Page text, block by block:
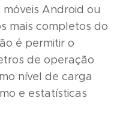
Android ou
mais completos do
é permitir o
de operação
nível de carga
e estatísticas